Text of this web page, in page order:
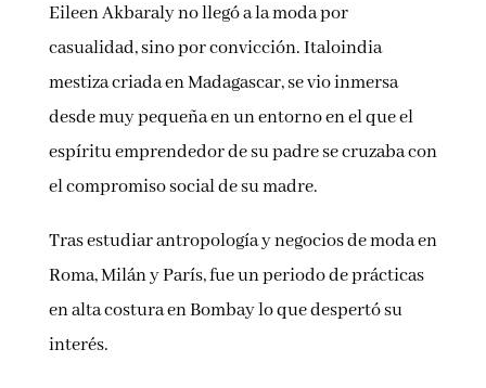
Eileen Akbaraly no llegó a la moda por
casualidad, sino por convicción. Italoindia
mestiza criada en Madagascar, se vio inmersa
desde muy pequeña en un entorno en el que el
espíritu emprendedor de su padre se cruzaba con
el compromiso social de su madre.
Tras estudiar antropología y negocios de moda en
Roma, Milán y París, fue un periodo de prácticas
en alta costura en Bombay lo que despertó su
interés.